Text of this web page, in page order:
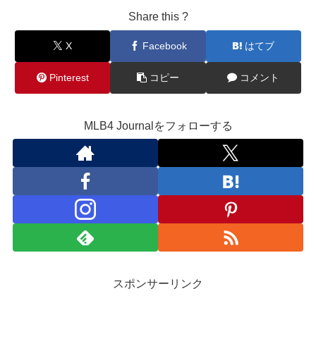
Share this ?
X Facebook はてブ
Pinterest コピー コメント
MLB4 Journalをフォローする
スポンサーリンク